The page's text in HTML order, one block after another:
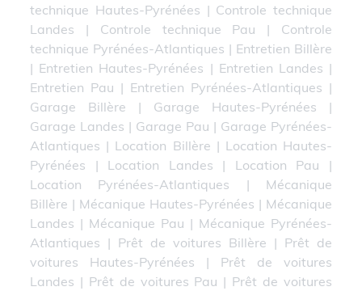
technique Hautes-Pyrénées | Controle technique
Landes | Controle technique Pau | Controle
technique Pyrénées-Atlantiques | Entretien Billère
| Entretien Hautes-Pyrénées | Entretien Landes |
Entretien Pau | Entretien Pyrénées-Atlantiques |
Garage Billère | Garage Hautes-Pyrénées |
Garage Landes | Garage Pau | Garage Pyrénées-
Atlantiques | Location Billère | Location Hautes-
Pyrénées | Location Landes | Location Pau |
Location Pyrénées-Atlantiques | Mécanique
Billère | Mécanique Hautes-Pyrénées | Mécanique
Landes | Mécanique Pau | Mécanique Pyrénées-
Atlantiques | Prêt de voitures Billère | Prêt de
voitures Hautes-Pyrénées | Prêt de voitures
Landes | Prêt de voitures Pau | Prêt de voitures